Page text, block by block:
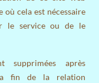
où cela est nécessaire
le service ou de le
supprimées après
fin de la relation